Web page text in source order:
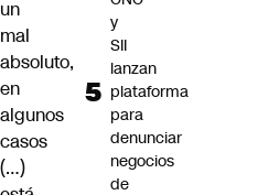
un
mal
absoluto,
en
algunos
casos
(…)
y
SII
lanzan
plataforma
para
denunciar
negocios
de